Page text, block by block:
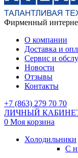
Фирменный
О компании
Доставка и
Сервис и
Новости
Отзывы
Контакты
+7 (863) 279 70 70
ЛИЧНЫЙ
0 Моя корзина
Холодильники
С